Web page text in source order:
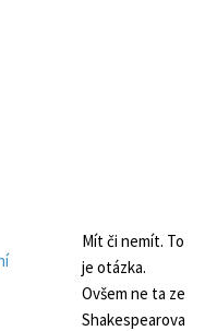
Mít či nemít. To
je otázka.
Ovšem ne ta ze
Shakespearova